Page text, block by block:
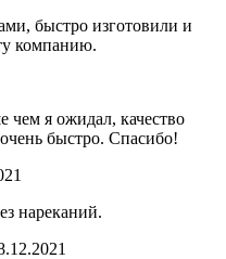
быстро изготовили и
компанию.
чем я ожидал, качество
быстро. Спасибо!
нареканий.